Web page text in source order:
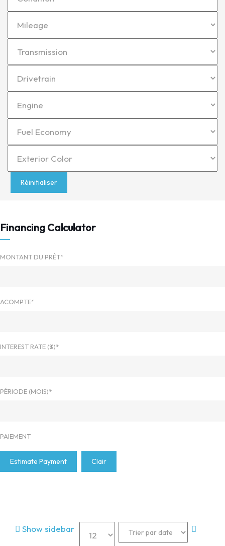
Réinitialiser
Financing Calculator
MONTANT DU PRÊT*
ACOMPTE*
INTEREST RATE (%)*
PÉRIODE (MOIS)*
PAIEMENT
Estimate Payment Clair
Show sidebar